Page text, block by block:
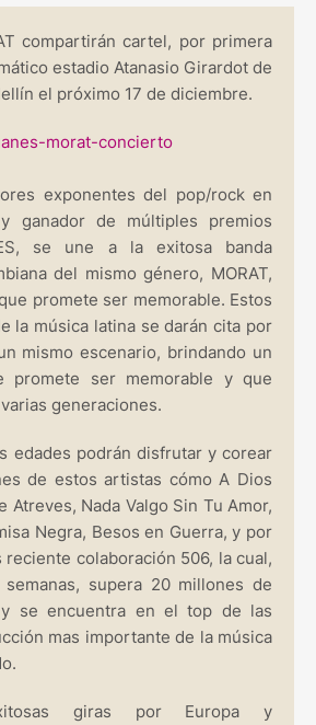
compartirán cartel, por primera
estadio Atanasio Girardot de
el próximo 17 de diciembre.
exponentes del pop/rock en
ganador de múltiples premios
se une a la exitosa banda
del mismo género, MORAT,
promete ser memorable. Estos
la música latina se darán cita por
mismo escenario, brindando un
promete ser memorable y que
generaciones.
edades podrán disfrutar y corear
de estos artistas cómo A Dios
Atreves, Nada Valgo Sin Tu Amor,
Negra, Besos en Guerra, y por
reciente colaboración 506, la cual,
supera 20 millones de
y se encuentra en el top de las
mas importante de la música
giras por Europa y